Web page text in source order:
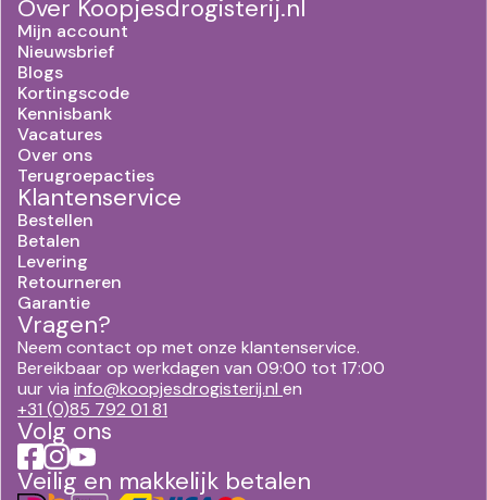
Over Koopjesdrogisterij.nl
Mijn account
Nieuwsbrief
Blogs
Kortingscode
Kennisbank
Vacatures
Over ons
Terugroepacties
Klantenservice
Bestellen
Betalen
Levering
Retourneren
Garantie
Vragen?
Neem contact op met onze klantenservice.
Bereikbaar op werkdagen van 09:00 tot 17:00
uur via info@koopjesdrogisterij.nl en
+31 (0)85 792 01 81
Volg ons
Veilig en makkelijk betalen